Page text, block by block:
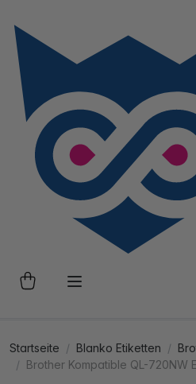
Startseite Blanko Etiketten
Brother Kompatible QL-720NW